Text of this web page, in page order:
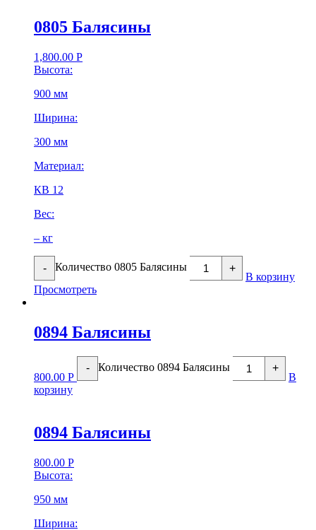
0805 Балясины
1,800.00 Р
Высота:
900 мм
Ширина:
300 мм
Материал:
КВ 12
Вес:
– кг
- Количество 0805 Балясины +
В корзину
Просмотреть
0894 Балясины
800.00 Р
- Количество 0894 Балясины +
В
корзину
0894 Балясины
800.00 Р
Высота:
950 мм
Ширина: